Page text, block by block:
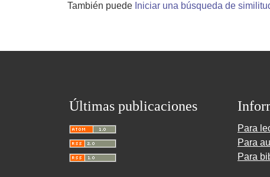
También puede Iniciar una búsqueda de
Últimas publicaciones
Para
Para
Para